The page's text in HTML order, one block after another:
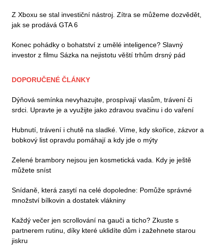
Z Xboxu se stal investiční nástroj. Zítra se můžeme dozvědět,
jak se prodává GTA 6
Konec pohádky o bohatství z umělé inteligence? Slavný
investor z filmu Sázka na nejistotu věští trhům drsný pád
DOPORUČENÉ ČLÁNKY
Dýňová semínka nevyhazujte, prospívají vlasům, trávení či
srdci. Upravte je a využijte jako zdravou svačinu i do vaření
Hubnutí, trávení i chutě na sladké. Víme, kdy skořice, zázvor a
bobkový list opravdu pomáhají a kdy jde o mýty
Zelené brambory nejsou jen kosmetická vada. Kdy je ještě
můžete sníst
Snídaně, která zasytí na celé dopoledne: Pomůže správné
množství bílkovin a dostatek vlákniny
Každý večer jen scrollování na gauči a ticho? Zkuste s
partnerem rutinu, díky které uklidíte dům i zažehnete starou
jiskru